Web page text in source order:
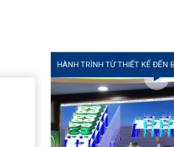
Lễ ký kết hợp tác giữa
Coating Expo 2026